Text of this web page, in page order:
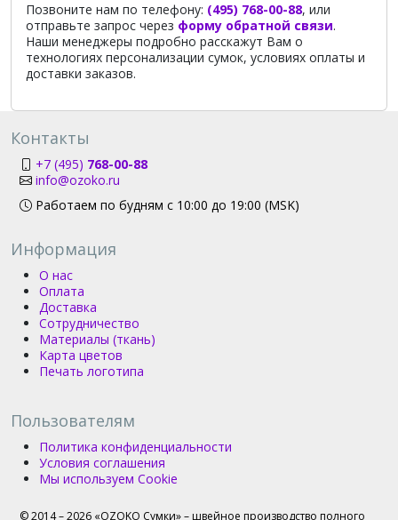
Позвоните нам по телефону: (495) 768-00-88, или
отправьте запрос через форму обратной связи.
Наши менеджеры подробно расскажут Вам о
технологиях персонализации сумок, условиях оплаты и
доставки заказов.
Контакты
+7 (495) 768-00-88
info@ozoko.ru
Работаем по будням с 10:00 до 19:00 (MSK)
Информация
О нас
Оплата
Доставка
Сотрудничество
Материалы (ткань)
Карта цветов
Печать логотипа
Пользователям
Политика конфиденциальности
Условия соглашения
Мы используем Cookie
© 2014 – 2026 «OZOKO Сумки» – швейное производство полного